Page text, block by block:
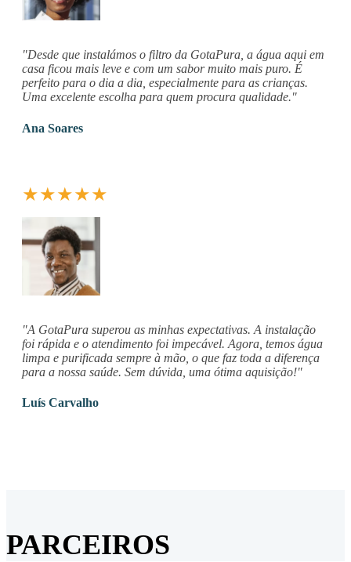
"Desde que instalámos o filtro da GotaPura, a água aqui em
casa ficou mais leve e com um sabor muito mais puro. É
perfeito para o dia a dia, especialmente para as crianças.
Uma excelente escolha para quem procura qualidade."
Ana Soares
★★★★★
"A GotaPura superou as minhas expectativas. A instalação
foi rápida e o atendimento foi impecável. Agora, temos água
limpa e purificada sempre à mão, o que faz toda a diferença
para a nossa saúde. Sem dúvida, uma ótima aquisição!"
Luís Carvalho
PARCEIROS